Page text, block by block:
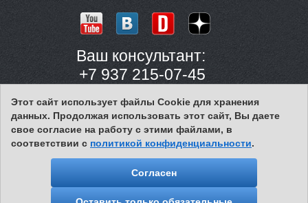
Ваш консультант:
+7 937 215-07-45
Этот сайт использует файлы Cookie для хранения
данных. Продолжая использовать этот сайт, Вы даете
свое согласие на работу с этими файлами, в
соответствии с политикой конфиденциальности.
Согласен